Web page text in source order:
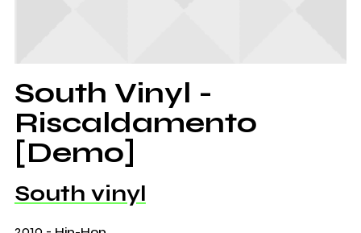
South Vinyl -
Riscaldamento
[Demo]
South vinyl